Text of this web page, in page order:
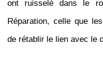
ont ruisselé dans le
Réparation, celle que
de rétablir le lien avec le